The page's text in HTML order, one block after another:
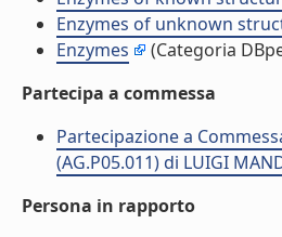
Enzymes of unknown
Enzymes
(Categoria
Partecipa a commessa
Partecipazione a
(AG.P05.011) di LUIGI
Persona in rapporto